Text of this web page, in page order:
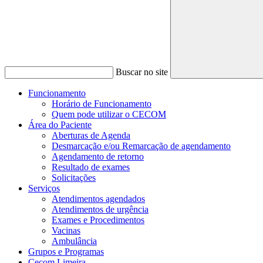
Buscar no site
Funcionamento
Horário de Funcionamento
Quem pode utilizar o CECOM
Área do Paciente
Aberturas de Agenda
Desmarcação e/ou Remarcação de agendamento
Agendamento de retorno
Resultado de exames
Solicitações
Serviços
Atendimentos agendados
Atendimentos de urgência
Exames e Procedimentos
Vacinas
Ambulância
Grupos e Programas